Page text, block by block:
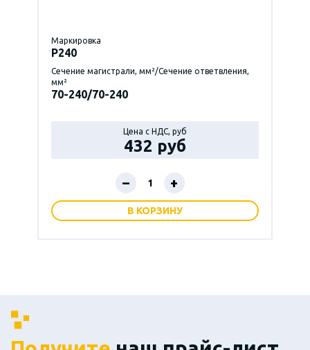
Маркировка
P240
Сечение магистрали, мм²/Сечение ответвления,
мм²
70-240/70-240
Цена с НДС, руб
432 руб
– +
В КОРЗИНУ